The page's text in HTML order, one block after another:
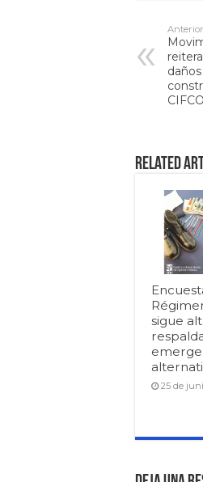
Anterior
Related
sigue
25 de